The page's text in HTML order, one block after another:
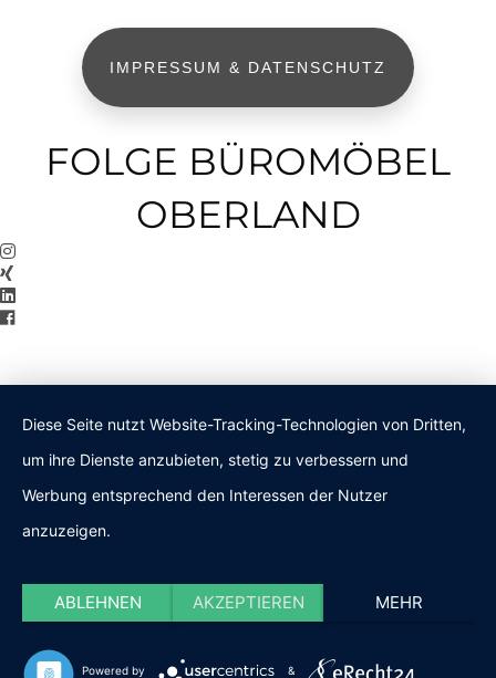
IMPRESSUM & DATENSCHUTZ
FOLGE BÜROMÖBEL
OBERLAND
Diese Seite nutzt Website-Tracking-Technologien von Dritten,
um ihre Dienste anzubieten, stetig zu verbessern und
Werbung entsprechend den Interessen der Nutzer
anzuzeigen.
ABLEHNEN AKZEPTIEREN MEHR
Powered by &